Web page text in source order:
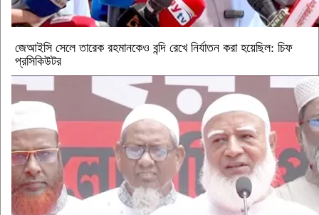
জেআইসি সেলে তারেক রহমানকেও বন্দি রেখে নির্যাতন করা হয়েছিল: চিফ
প্রসিকিউটর